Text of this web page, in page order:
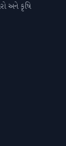
અને કૃષિ